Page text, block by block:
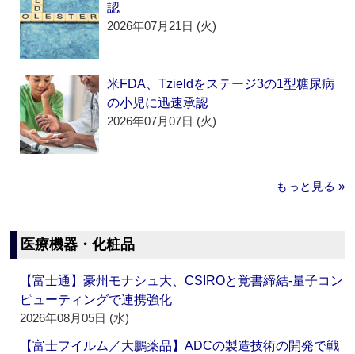
認
2026年07月21日 (火)
米FDA、Tzieldをステージ3の1型糖尿病
の小児に迅速承認
2026年07月07日 (火)
もっと見る »
医療機器・化粧品
【富士通】豪州モナシュ大、CSIROと覚書締結‐量子コン
ピューティングで連携強化
2026年08月05日 (水)
【富士フイルム／大鵬薬品】ADCの製造技術の開発で戦